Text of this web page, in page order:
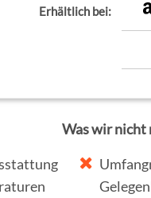
Erhältlich bei:
Was wir nicht